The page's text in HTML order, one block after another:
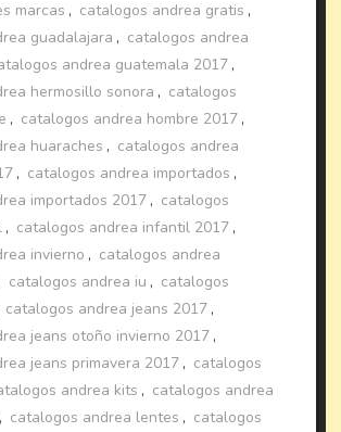
marcas , catalogos andrea gratis ,
guadalajara , catalogos andrea
andrea guatemala 2017 ,
hermosillo sonora , catalogos
, catalogos andrea hombre 2017 ,
huaraches , catalogos andrea
, catalogos andrea importados ,
importados 2017 , catalogos
, catalogos andrea infantil 2017 ,
invierno , catalogos andrea
catalogos andrea iu , catalogos
catalogos andrea jeans 2017 ,
jeans otoño invierno 2017 ,
jeans primavera 2017 , catalogos
andrea kits , catalogos andrea
, catalogos andrea lentes , catalogos